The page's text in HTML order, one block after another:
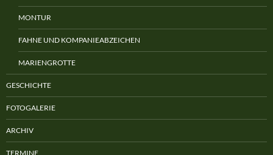
MONTUR
FAHNE UND KOMPANIEABZEICHEN
MARIENGROTTE
GESCHICHTE
FOTOGALERIE
ARCHIV
TERMINE